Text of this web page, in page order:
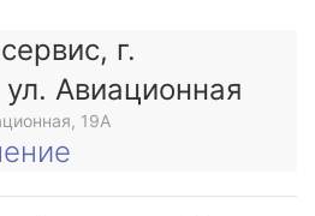
г.
Авиационная
19А